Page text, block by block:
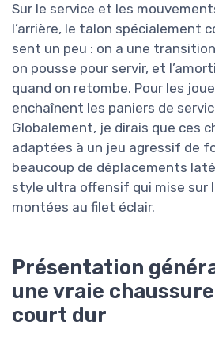
Sur le service et les
l’arrière, le talon spécialement
sent un peu : on a une
on pousse pour servir, et
quand on retombe. Pour les
enchaînent les paniers de
Globalement, je dirais que ces
adaptées à un jeu agressif de
beaucoup de déplacements
style ultra offensif qui mise sur
montées au filet éclair.
Présentation
une vraie
court dur